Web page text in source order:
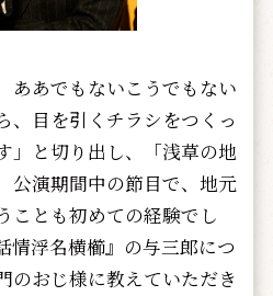
ああでもないこうでもない
、目を引くチラシをつくっ
」と切り出し、「浅草の地
公演期間中の節目で、地元
ことも初めての経験でし
情浮名横櫛』の与三郎につ
のおじ様に教えていただき